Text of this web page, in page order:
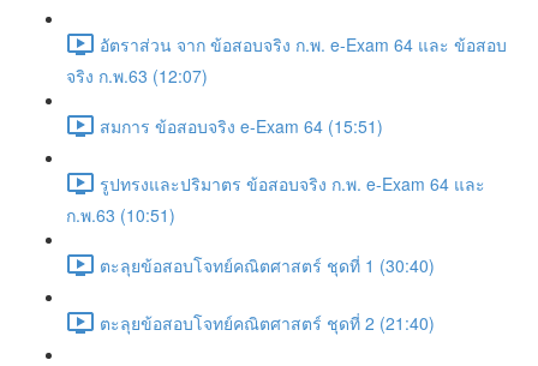
อัตราส่วน จาก ข้อสอบจริง ก.พ. e-Exam 64 และ ข้อสอบ
จริง ก.พ.63 (12:07)
สมการ ข้อสอบจริง e-Exam 64 (15:51)
รูปทรงและปริมาตร ข้อสอบจริง ก.พ. e-Exam 64 และ
ก.พ.63 (10:51)
ตะลุยข้อสอบโจทย์คณิตศาสตร์ ชุดที่ 1 (30:40)
ตะลุยข้อสอบโจทย์คณิตศาสตร์ ชุดที่ 2 (21:40)